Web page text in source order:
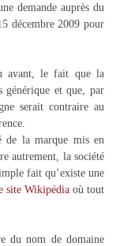
demande auprès du
décembre 2009 pour
avant, le fait que la
générique et que, par
serait contraire au
de la marque mis en
autrement, la société
fait qu’existe une
site Wikipédiaoù tout
du nom de domaine